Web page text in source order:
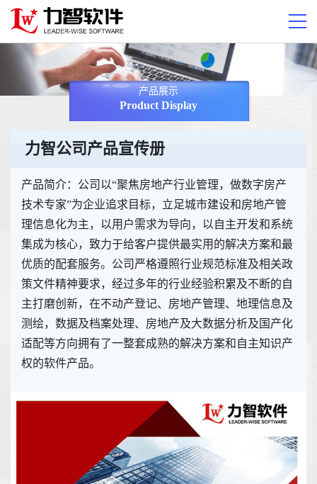
产品展示
Product Display
力智公司产品宣传册
产品简介：公司以“聚焦房地产行业管理，做数字房产
技术专家”为企业追求目标，立足城市建设和房地产管
理信息化为主，以用户需求为导向，以自主开发和系统
集成为核心，致力于给客户提供最实用的解决方案和最
优质的配套服务。公司严格遵照行业规范标准及相关政
策文件精神要求，经过多年的行业经验积累及不断的自
主打磨创新，在不动产登记、房地产管理、地理信息及
测绘，数据及档案处理、房地产及大数据分析及国产化
适配等方向拥有了一整套成熟的解决方案和自主知识产
权的软件产品。